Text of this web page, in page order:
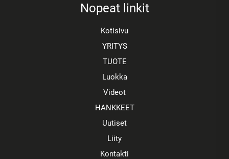
Nopeat linkit
Kotisivu
YRITYS
TUOTE
Luokka
Videot
HANKKEET
Uutiset
Liity
Kontakti